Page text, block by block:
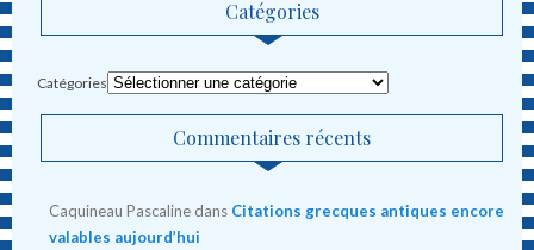
Catégories
Catégories
Commentaires récents
Caquineau Pascaline dans Citations grecques antiques encore
valables aujourd’hui